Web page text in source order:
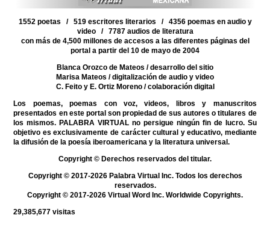
1552 poetas / 519 escritores literarios / 4356 poemas en audio y
video / 7787 audios de literatura
con más de 4,500 millones de accesos a las diferentes páginas del
portal a partir del 10 de mayo de 2004
Blanca Orozco de Mateos / desarrollo del sitio
Marisa Mateos / digitalización de audio y video
C. Feito y E. Ortiz Moreno/ colaboración digital
Los poemas, poemas con voz, videos, libros y manuscritos
presentados en este portal son propiedad de sus autores o titulares de
los mismos. PALABRA VIRTUAL no persigue ningún fin de lucro. Su
objetivo es exclusivamente de carácter cultural y educativo, mediante
la difusión de la poesía iberoamericana y la literatura universal.
Copyright © Derechos reservados del titular.
Copyright © 2017-2026 Palabra Virtual Inc. Todos los derechos
reservados.
Copyright © 2017-2026 Virtual Word Inc. Worldwide Copyrights.
29,385,677 visitas